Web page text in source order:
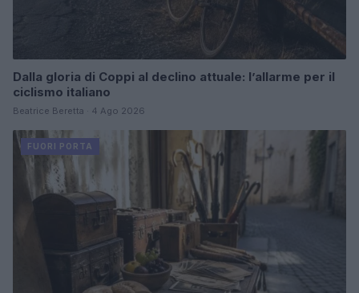
Dalla gloria di Coppi al declino attuale: l’allarme per il
ciclismo italiano
Beatrice Beretta · 4 Ago 2026
FUORI PORTA